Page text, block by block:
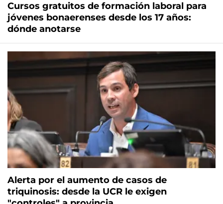
Cursos gratuitos de formación laboral para
jóvenes bonaerenses desde los 17 años:
dónde anotarse
Alerta por el aumento de casos de
triquinosis: desde la UCR le exigen